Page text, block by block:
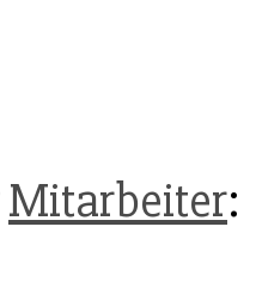
Mitarbeiter: